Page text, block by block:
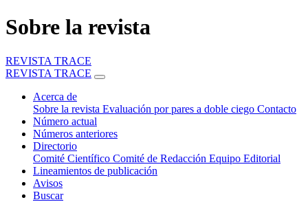
Sobre la revista
REVISTA TRACE
REVISTA TRACE
Acerca de
Sobre la revista Evaluación por pares a doble ciego Contacto
Número actual
Números anteriores
Directorio
Comité Científico Comité de Redacción Equipo Editorial
Lineamientos de publicación
Avisos
Buscar